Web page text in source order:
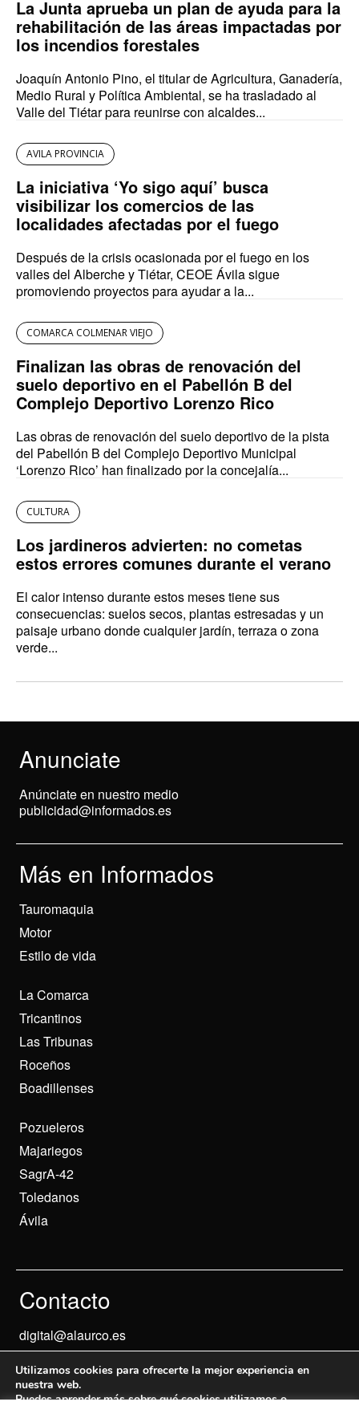
La Junta aprueba un plan de ayuda para la
rehabilitación de las áreas impactadas por
los incendios forestales
Joaquín Antonio Pino, el titular de Agricultura, Ganadería,
Medio Rural y Política Ambiental, se ha trasladado al
Valle del Tiétar para reunirse con alcaldes...
AVILA PROVINCIA
La iniciativa ‘Yo sigo aquí’ busca
visibilizar los comercios de las
localidades afectadas por el fuego
Después de la crisis ocasionada por el fuego en los
valles del Alberche y Tiétar, CEOE Ávila sigue
promoviendo proyectos para ayudar a la...
COMARCA COLMENAR VIEJO
Finalizan las obras de renovación del
suelo deportivo en el Pabellón B del
Complejo Deportivo Lorenzo Rico
Las obras de renovación del suelo deportivo de la pista
del Pabellón B del Complejo Deportivo Municipal
‘Lorenzo Rico’ han finalizado por la concejalía...
CULTURA
Los jardineros advierten: no cometas
estos errores comunes durante el verano
El calor intenso durante estos meses tiene sus
consecuencias: suelos secos, plantas estresadas y un
paisaje urbano donde cualquier jardín, terraza o zona
verde...
Anunciate
Anúnciate en nuestro medio
publicidad@informados.es
Más en Informados
Tauromaquia
Motor
Estilo de vida
La Comarca
Tricantinos
Las Tribunas
Roceños
Boadillenses
Pozueleros
Majariegos
SagrA-42
Toledanos
Ávila
Contacto
digital@alaurco.es
Utilizamos cookies para ofrecerte la mejor experiencia en
nuestra web.
Puedes aprender más sobre qué cookies utilizamos o